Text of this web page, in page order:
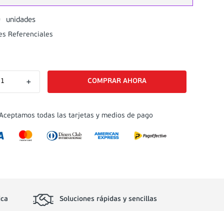
unidades
Referenciales
＋
todas las tarjetas y medios de pago
Soluciones rápidas y sencillas